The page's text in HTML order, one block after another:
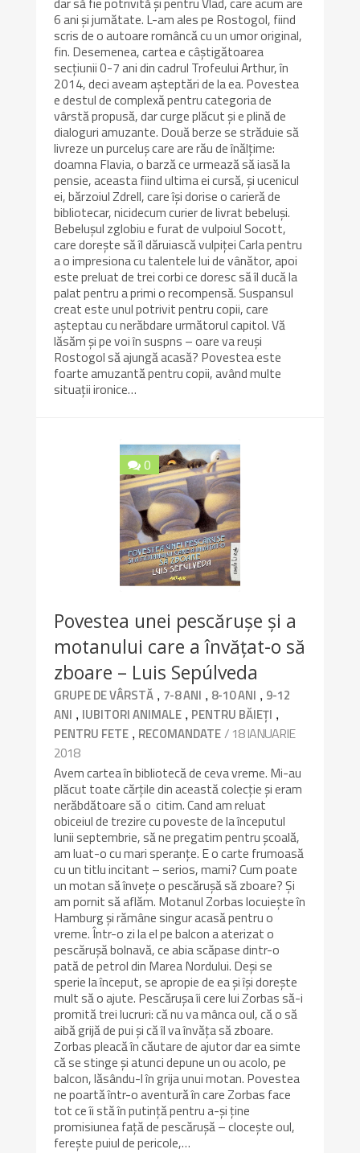
6 ani și jumătate. L-am ales pe Rostogol, fiind
scris de o autoare româncă cu un umor original,
fin. Desemenea, cartea e câștigătoarea
secțiunii 0-7 ani din cadrul Trofeului Arthur, în
2014, deci aveam așteptări de la ea. Povestea
e destul de complexă pentru categoria de
vârstă propusă, dar curge plăcut și e plină de
dialoguri amuzante. Două berze se străduie să
livreze un purceluș care are rău de înălțime:
doamna Flavia, o barză ce urmează să iasă la
pensie, aceasta fiind ultima ei cursă, și ucenicul
ei, bărzoiul Zdrell, care își dorise o carieră de
bibliotecar, nicidecum curier de livrat bebeluși.
Bebelușul zglobiu e furat de vulpoiul Socott,
care dorește să îl dăruiască vulpiței Carla pentru
a o impresiona cu talentele lui de vânător, apoi
este preluat de trei corbi ce doresc să îl ducă la
palat pentru a primi o recompensă. Suspansul
creat este unul potrivit pentru copii, care
așteptau cu nerăbdare următorul capitol. Vă
lăsăm și pe voi în suspns – oare va reuși
Rostogol să ajungă acasă? Povestea este
foarte amuzantă pentru copii, având multe
situații ironice…
0
Povestea unei pescărușe și a
motanului care a învățat-o să
zboare – Luis Sepúlveda
GRUPE DE VÂRSTĂ , 7-8 ANI , 8-10 ANI , 9-12
ANI , IUBITORI ANIMALE , PENTRU BĂIEȚI ,
PENTRU FETE , RECOMANDATE/ 18 IANUARIE
2018
Avem cartea în bibliotecă de ceva vreme. Mi-au
plăcut toate cărțile din această colecție și eram
nerăbdătoare să o citim. Cand am reluat
obiceiul de trezire cu poveste de la începutul
lunii septembrie, să ne pregatim pentru școală,
am luat-o cu mari speranțe. E o carte frumoasă
cu un titlu incitant – serios, mami? Cum poate
un motan să învețe o pescărușă să zboare? Și
am pornit să aflăm. Motanul Zorbas locuiește în
Hamburg și rămâne singur acasă pentru o
vreme. Într-o zi la el pe balcon a aterizat o
pescărușă bolnavă, ce abia scăpase dintr-o
pată de petrol din Marea Nordului. Deși se
sperie la început, se apropie de ea și își dorește
mult să o ajute. Pescărușa îi cere lui Zorbas să-i
promită trei lucruri: că nu va mânca oul, că o să
aibă grijă de pui şi că îl va învăţa să zboare.
Zorbas pleacă în căutare de ajutor dar ea simte
că se stinge și atunci depune un ou acolo, pe
balcon, lăsându-l în grija unui motan. Povestea
ne poartă într-o aventură în care Zorbas face
tot ce îi stă în putință pentru a-și ține
promisiunea față de pescărușă – clocește oul,
ferește puiul de pericole,…